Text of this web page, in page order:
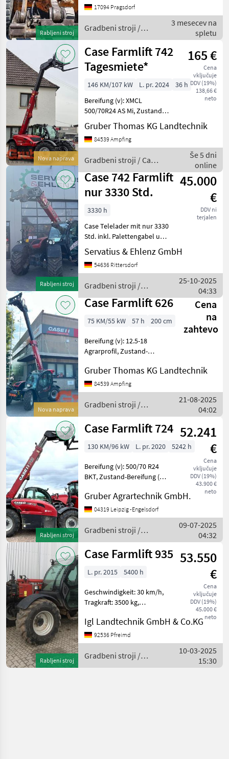
Rabljeni stroj
Betriebsstunden 7745 h
klimatska naprava
Gradbeni stroji Teles
17094 Pragsdorf
Gradbeni stroji /
Case IH
3 mesecev na
spletu
Nova naprava
Case Farmlift 742
Tagesmiete*
165 €
Cena
vključuje
DDV (19%)
138,66 €
neto
146 KM/107 kW L. pr. 2024
36 h
Bereifung (v): XMCL
500/70R24 AS Mi, Zustand-
Bereifung (v): 100 %,
Bereifung (h): XMCL
500/70R24 AS MI, Zustand-
Geschwindigkeit: 40 km/h,
Gruber Thomas KG Landtechnik
84539 Ampfing
Gradbeni stroji / Case
IH
Še 5 dni
online
Rabljeni stroj
Case 742 Farmlift
nur 3330 Std.
45.000
€
DDV ni
terjalen
3330 h
Case Telelader mit nur 3330
Std. inkl. Palettengabel und
Adapterrahmen X
Euroaufnahme Der Preis
der Maschine bezieht sich
Zustand und die Ausrüs
Servatius & Ehlenz GmbH
54636 Rittersdorf
Gradbeni stroji /
Case IH
25-10-2025
04:33
Nova naprava
Case Farmlift 626
Cena
na
zahtevo
75 KM/55 kW 57 h 200 cm
Bereifung (v): 12.5-18
Agrarprofil, Zustand-
Bereifung (h): 12.5-18
Agrarprofil, Zustand-
Bereifung (h): 100 %,
Geschwindigkeit: 30 km/h,
Gruber Thomas KG Landtechnik
84539 Ampfing
Gradbeni stroji /
Case IH
21-08-2025
04:02
Rabljeni stroj
Case Farmlift 724 52.241
€
Cena
vključuje
DDV (19%)
43.900 €
neto
130 KM/96 kW L. pr. 2020 5242 h
Bereifung (v): 500/70 R24
BKT, Zustand-Bereifung (v):
R24 BKT, Zustand-Bereifung
(h): 30 %, Tragkraft: 4200 kg,
Hubhöhe: 700 cm ____
Gruber Agrartechnik GmbH.
04319 Leipzig -Engelsdorf
Gradbeni stroji /
Case IH
09-07-2025
04:32
Rabljeni stroj
Case Farmlift 935 53.550
€
Cena
vključuje
DDV (19%)
45.000 €
neto
L. pr. 2015 5400 h
Geschwindigkeit: 30 km/h,
Tragkraft: 3500 kg,
Arbeitsscheinwerfer 2x
hinten, Arbeitsscheinwerfer
2x vorn, Allrad,
Igl Landtechnik GmbH & Co.KG
92536 Pfreimd
Gradbeni stroji /
Case IH
10-03-2025
15:30